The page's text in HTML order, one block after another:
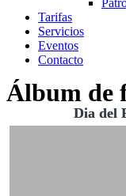
Tarifas
Servicios
Eventos
Contacto
Álbum de
Dia del